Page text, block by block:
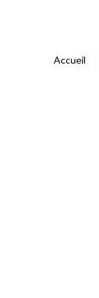
Accueil